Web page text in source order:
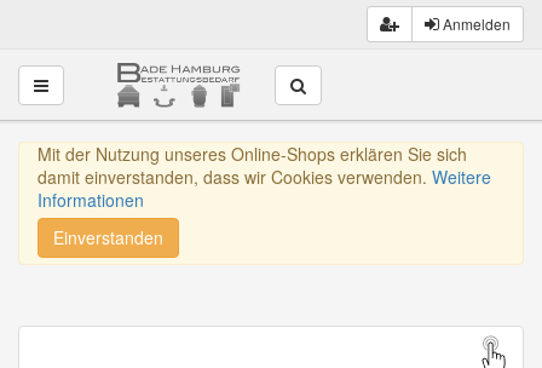
Anmelden
Toggle navigation
Mit der Nutzung unseres Online-Shops erklären Sie sich
damit einverstanden, dass wir Cookies verwenden. Weitere
Informationen
Einverstanden